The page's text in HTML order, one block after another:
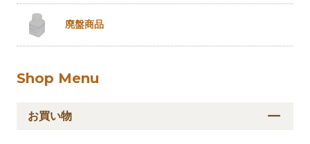
廃盤商品
Shop Menu
お買い物